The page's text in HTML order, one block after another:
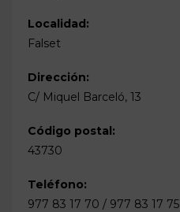
Localidad:
Falset
Dirección:
C/ Miquel Barceló, 13
Código postal:
43730
Teléfono:
977 83 17 70 / 977 83 17 75